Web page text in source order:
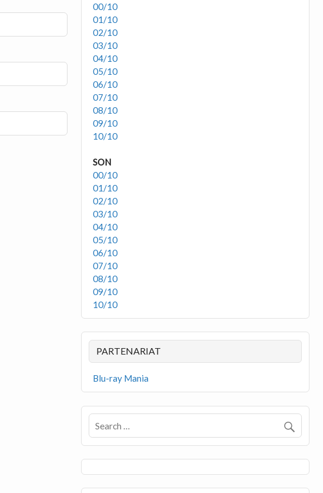
00/10
01/10
02/10
03/10
04/10
05/10
06/10
07/10
08/10
09/10
10/10
SON
00/10
01/10
02/10
03/10
04/10
05/10
06/10
07/10
08/10
09/10
10/10
PARTENARIAT
Blu-ray Mania